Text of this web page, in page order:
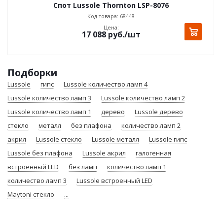
Спот Lussole Thornton LSP-8076
Код товара: 68448
Цена:
17 088руб./шт
Подборки
Lussole гипс
Lussole количество ламп 4
Lussole количество ламп 3
Lussole количество ламп 2
Lussole количество ламп 1
дерево
Lussole дерево
стекло
металл без плафона
количество ламп 2
акрил
Lussole стекло Lussole металл
Lussole гипс
Lussole без плафона
Lussole акрил
галогенная
встроенный LED
без ламп
количество ламп 1
количество ламп 3
Lussole встроенный LED
Maytoni стекло
...